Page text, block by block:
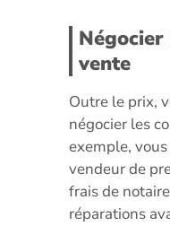
vente
Outre le prix,
négocier les
exemple,
vendeur de
frais de
réparations